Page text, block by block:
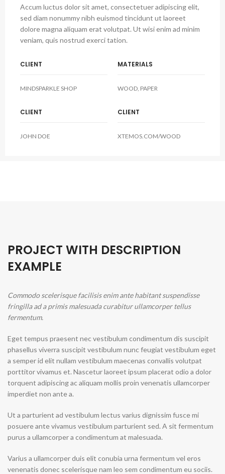
Accum luctus dolor sit amet, consectetuer adipiscing elit,
sed diam nonummy nibh euismod tincidunt ut laoreet
dolore magna aliquam erat volutpat. Ut wisi enim ad minim
veniam, quis nostrud exerci tation.
CLIENT MATERIALS
MINDSPARKLE SHOP WOOD, PAPER
CLIENT CLIENT
JOHN DOE XTEMOS.COM/WOOD
PROJECT WITH DESCRIPTION
EXAMPLE
Commodo scelerisque facilisis enim ante habitant suspendisse
fringilla ad a primis malesuada curabitur ullamcorper tellus
fermentum.
Eget tempus praesent nec vestibulum condimentum dis suscipit
phasellus viverra suscipit vestibulum nunc feugiat vestibulum eget
a semper id elit nullam vestibulum maecenas convallis volutpat
porttitor vivamus et. Nascetur laoreet ipsum placerat odio a dolor
torquent adipiscing ac aliquam mollis proin venenatis ullamcorper
imperdiet non ante a.
Ut a parturient ad vestibulum lectus varius dignissim fusce mi
posuere ante vivamus vestibulum parturient sed. A sit fermentum
purus a ullamcorper a condimentum at malesuada.
Varius a ullamcorper duis elit conubia urna fermentum vel eros
venenatis donec scelerisque nam leo sem condimentum eu sociis.